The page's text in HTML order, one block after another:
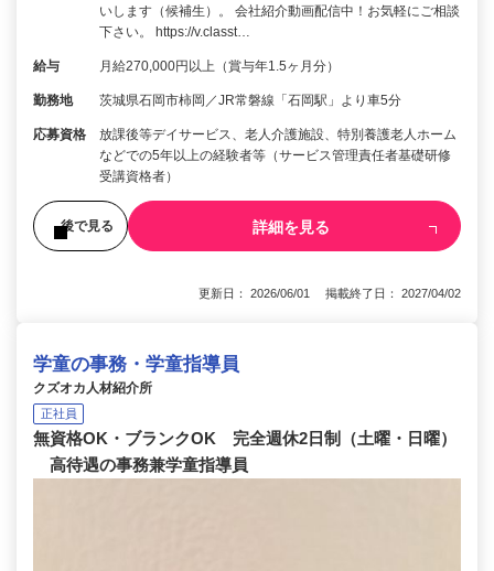
いします（候補生）。 会社紹介動画配信中！お気軽にご相談
下さい。 https://v.classt…
給与 月給270,000円以上（賞与年1.5ヶ月分）
勤務地 茨城県石岡市柿岡／JR常磐線「石岡駅」より車5分
応募資格
放課後等デイサービス、老人介護施設、特別養護老人ホーム
などでの5年以上の経験者等（サービス管理責任者基礎研修
受講資格者）
後で見る 詳細を見る
更新日： 2026/06/01 掲載終了日： 2027/04/02
学童の事務・学童指導員
クズオカ人材紹介所
正社員
無資格OK・ブランクOK 完全週休2日制（土曜・日曜）
高待遇の事務兼学童指導員